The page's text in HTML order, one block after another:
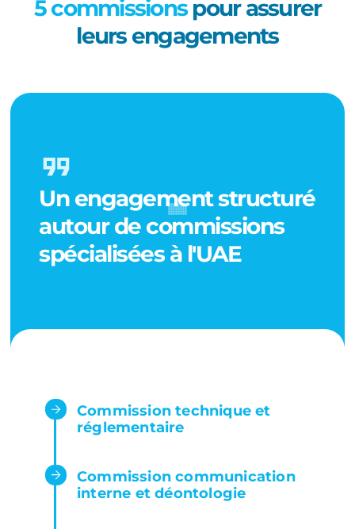
5 commissionspour assurer
leurs engagements
Un engagement structuré
autour de commissions
spécialisées à l'UAE
Commission technique et
réglementaire
Commission communication
interne et déontologie